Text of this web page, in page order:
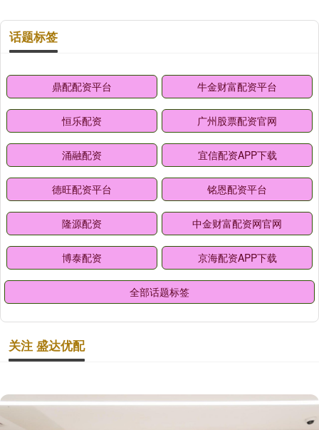
话题标签
鼎配配资平台 牛金财富配资平台
恒乐配资 广州股票配资官网
涌融配资 宜信配资APP下载
德旺配资平台 铭恩配资平台
隆源配资 中金财富配资网官网
博泰配资 京海配资APP下载
全部话题标签
关注 盛达优配